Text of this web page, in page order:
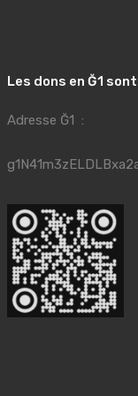
Les dons en Ğ1
Adresse Ğ1 :